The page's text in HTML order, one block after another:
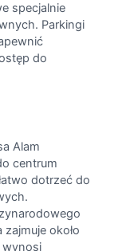
specjalnie
Parkingi
do
Alam
centrum
dotrzeć do
około
wynosi